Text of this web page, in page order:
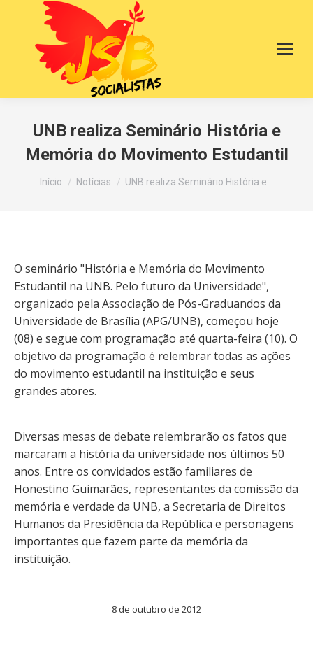
UNB realiza Seminário História e
Memória do Movimento Estudantil
Você está aqui:
Início Notícias UNB realiza Seminário História e…
O seminário "História e Memória do Movimento
Estudantil na UNB. Pelo futuro da Universidade",
organizado pela Associação de Pós-Graduandos da
Universidade de Brasília (APG/UNB), começou hoje
(08) e segue com programação até quarta-feira (10). O
objetivo da programação é relembrar todas as ações
do movimento estudantil na instituição e seus
grandes atores.
Diversas mesas de debate relembrarão os fatos que
marcaram a história da universidade nos últimos 50
anos. Entre os convidados estão familiares de
Honestino Guimarães, representantes da comissão da
memória e verdade da UNB, a Secretaria de Direitos
Humanos da Presidência da República e personagens
importantes que fazem parte da memória da
instituição.
8 de outubro de 2012